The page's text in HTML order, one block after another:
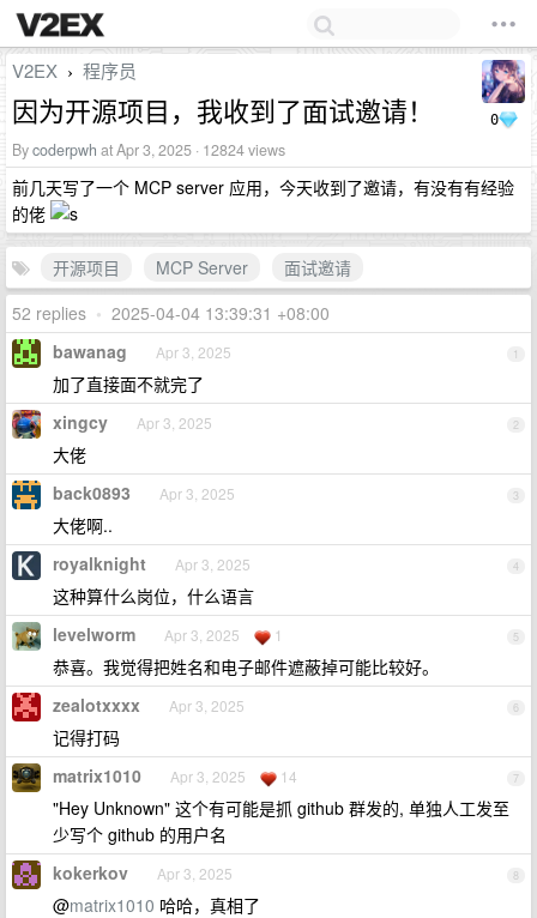
0
V2EX › 程序员
因为开源项目，我收到了面试邀请！
Bycoderpwh at Apr 3, 2025 · 12824 views
前几天写了一个 MCP server 应用，今天收到了邀请，有没有有经验
的佬
开源项目 MCP Server
面试邀请
52 replies • 2025-04-04 13:39:31 +08:00
1
bawanag Apr 3, 2025
加了直接面不就完了
2
xingcy Apr 3, 2025
大佬
3
back0893 Apr 3, 2025
大佬啊..
4
royalknight Apr 3, 2025
这种算什么岗位，什么语言
5
levelworm Apr 3, 2025 1
恭喜。我觉得把姓名和电子邮件遮蔽掉可能比较好。
6
zealotxxxx Apr 3, 2025
记得打码
7
matrix1010 Apr 3, 2025 14
"Hey Unknown" 这个有可能是抓 github 群发的, 单独人工发至
少写个 github 的用户名
8
kokerkov Apr 3, 2025
@matrix1010 哈哈，真相了